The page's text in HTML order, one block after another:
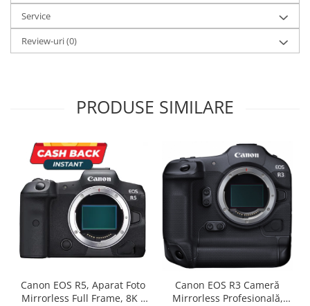
Service
Review-uri(0)
PRODUSE SIMILARE
Canon EOS R5, Aparat Foto
Mirrorless Full Frame, 8K -
Canon EOS R3 Cameră
Mirrorless Profesională,